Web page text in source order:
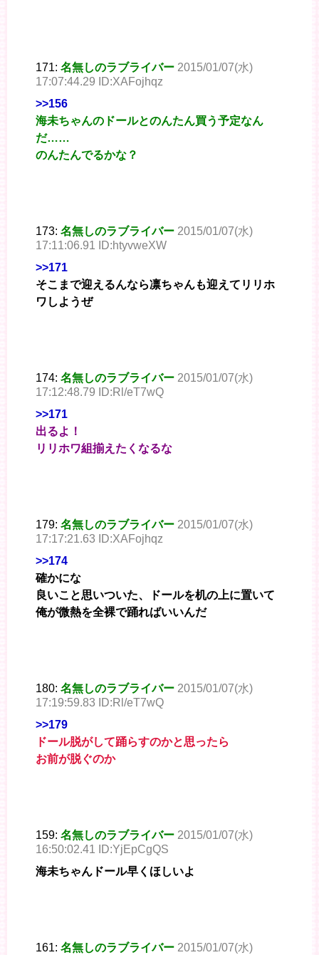
171: 名無しのラブライバー 2015/01/07(水)
17:07:44.29 ID:XAFojhqz
>>156
海未ちゃんのドールとのんたん買う予定なん
だ……
のんたんでるかな？
173: 名無しのラブライバー 2015/01/07(水)
17:11:06.91 ID:htyvweXW
>>171
そこまで迎えるんなら凛ちゃんも迎えてリリホ
ワしようぜ
174: 名無しのラブライバー 2015/01/07(水)
17:12:48.79 ID:Rl/eT7wQ
>>171
出るよ！
リリホワ組揃えたくなるな
179: 名無しのラブライバー 2015/01/07(水)
17:17:21.63 ID:XAFojhqz
>>174
確かにな
良いこと思いついた、ドールを机の上に置いて
俺が微熱を全裸で踊ればいいんだ
180: 名無しのラブライバー 2015/01/07(水)
17:19:59.83 ID:Rl/eT7wQ
>>179
ドール脱がして踊らすのかと思ったら
お前が脱ぐのか
159: 名無しのラブライバー 2015/01/07(水)
16:50:02.41 ID:YjEpCgQS
海未ちゃんドール早くほしいよ
161: 名無しのラブライバー 2015/01/07(水)